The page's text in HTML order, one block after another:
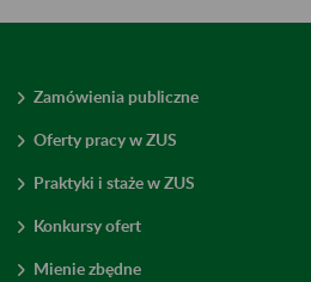
Zamówienia publiczne
Oferty pracy w ZUS
Praktyki i staże w ZUS
Konkursy ofert
Mienie zbędne